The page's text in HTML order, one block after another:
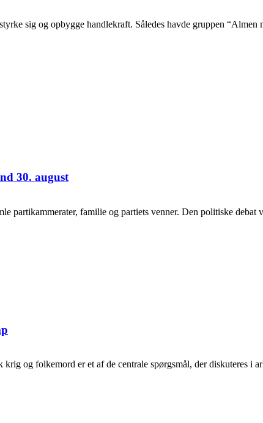
sig og opbygge handlekraft. Således havde gruppen “Almen
30. august
partikammerater, familie og partiets venner. Den politiske debat
og folkemord er et af de centrale spørgsmål, der diskuteres i